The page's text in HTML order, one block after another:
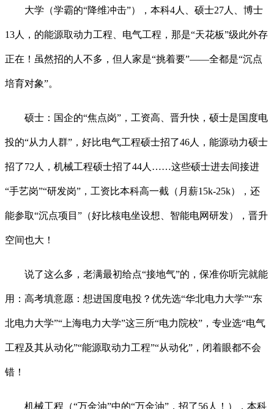
大学（学霸的“降维冲击”），本科4人、硕士27人、博士
13人，的能源取动力工程、电气工程，那是“天花板”级此外存
正在！虽然招的人不多，但人家是“挑着要”——全都是“沉点
培育对象”。
硕士：国企的“焦点岗”，工资高、晋升快，硕士是国度电
投的“从力人群”，好比电气工程硕士招了46人，能源动力硕士
招了72人，机械工程硕士招了44人……这些硕士进去间接进
“手艺岗”“研发岗”，工资比本科高一截（月薪15k-25k），还
能参取“沉点项目”（好比核电坐设想、智能电网研发），晋升
空间也大！
说了这么多，老满最初给点“接地气”的，保准你听完就能
用：高考填意愿：想进国度电投？优先选“华北电力大学”“东
北电力大学”“上海电力大学”这三所“电力院校”，专业选“电气
工程及其从动化”“能源取动力工程”“从动化”，闭着眼都不会
错！
机械工程（“万金油”中的“万金油”，招了56人！），本科